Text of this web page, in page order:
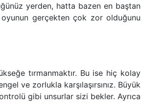
yerden, hatta bazen en baştan
oyunun gerçekten çok zor olduğunu
tırmanmaktır. Bu ise hiç kolay
ve zorlukla karşılaşırsınız. Büyük
gibi unsurlar sizi bekler. Ayrıca